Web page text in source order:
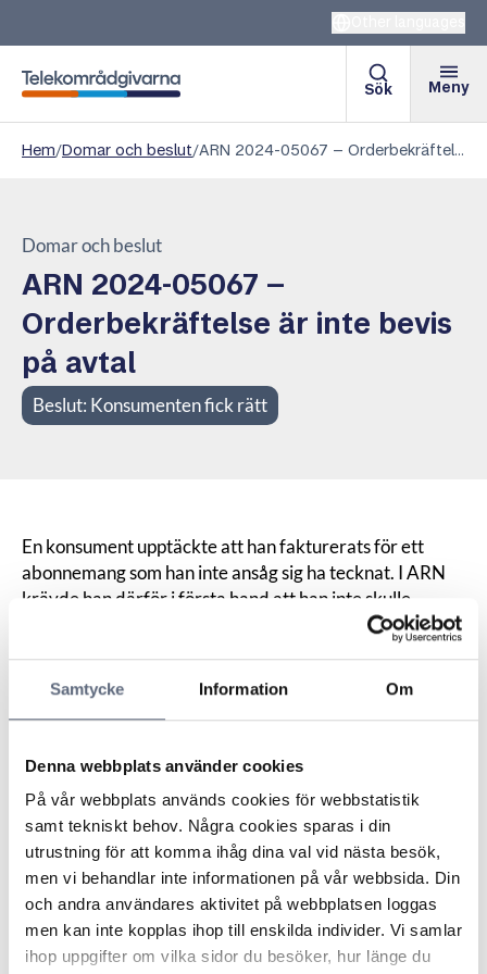
Samtycke Information Om
Denna webbplats använder cookies
På vår webbplats används cookies för webbstatistik
samt tekniskt behov. Några cookies sparas i din
utrustning för att komma ihåg dina val vid nästa besök,
men vi behandlar inte informationen på vår webbsida. Din
och andra användares aktivitet på webbplatsen loggas
men kan inte kopplas ihop till enskilda individer. Vi samlar
ihop uppgifter om vilka sidor du besöker, hur länge du
Telekområdgivarna
Sök Meny
Hem/Domar och beslut/ ARN 2024-05067 – Orderbekräftelse är inte bevis på avtal
Domar och beslut
ARN 2024-05067 –
Orderbekräftelse är inte bevis
på avtal
Beslut: Konsumenten fick rätt
En konsument upptäckte att han fakturerats för ett
abonnemang som han inte ansåg sig ha tecknat. I ARN
krävde han därför i första hand att han inte skulle
abonnemanget via sin tv-box samt att han därefter fått
en orderbekräftelse. Operatören beskrev även stegen
via boxen.
ARN förklarade att den som påstår att ett avtal har
ingåtts bär bevisbördan att visa det. Operatören skulle
därför bevisa att avtal ingåtts mellan dem och
konsumenten. Nämnden ansåg inte att endast en
utskickad orderbekräftelse utgör tillräckligt underlag
för att binda någon vid ett avtal. Det framgick inte
heller av övrigt underlag som operatören skickat in, att
konsumenten ingått avtal med företaget. Operatören